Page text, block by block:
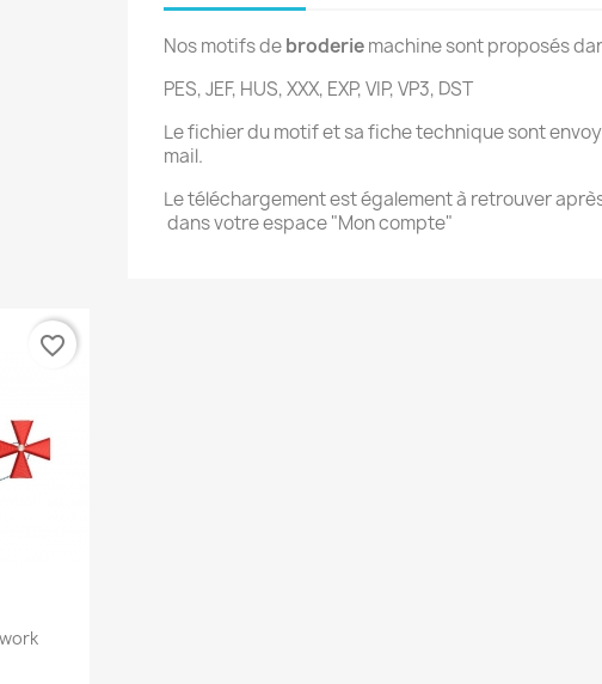
Nos motifs debroderiemachine sont proposés
PES, JEF, HUS, XXX, EXP, VIP, VP3, DST
Le fichier du motif et sa fiche technique sont
mail.
Le téléchargement est également à retrouver
dans votre espace "Mon compte"
favorite_border